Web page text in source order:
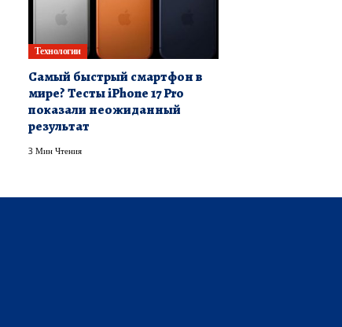
Технологии
Самый быстрый смартфон в
мире? Тесты iPhone 17 Pro
показали неожиданный
результат
3 Мин Чтения